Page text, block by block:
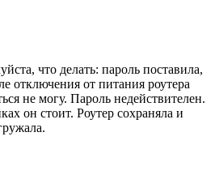
что делать: пароль поставила,
отключения от питания роутера
не могу. Пароль недействителен.
он стоит. Роутер сохраняла и